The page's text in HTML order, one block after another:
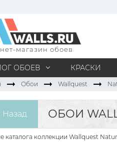
магазин обоев
ОБОЕВ КРАСКИ
Натуральные
Бумажные
Обои Wallquest
Назад ОБОИ
каталога коллекции Wallquest